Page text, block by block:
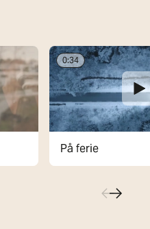
0:34
På ferie